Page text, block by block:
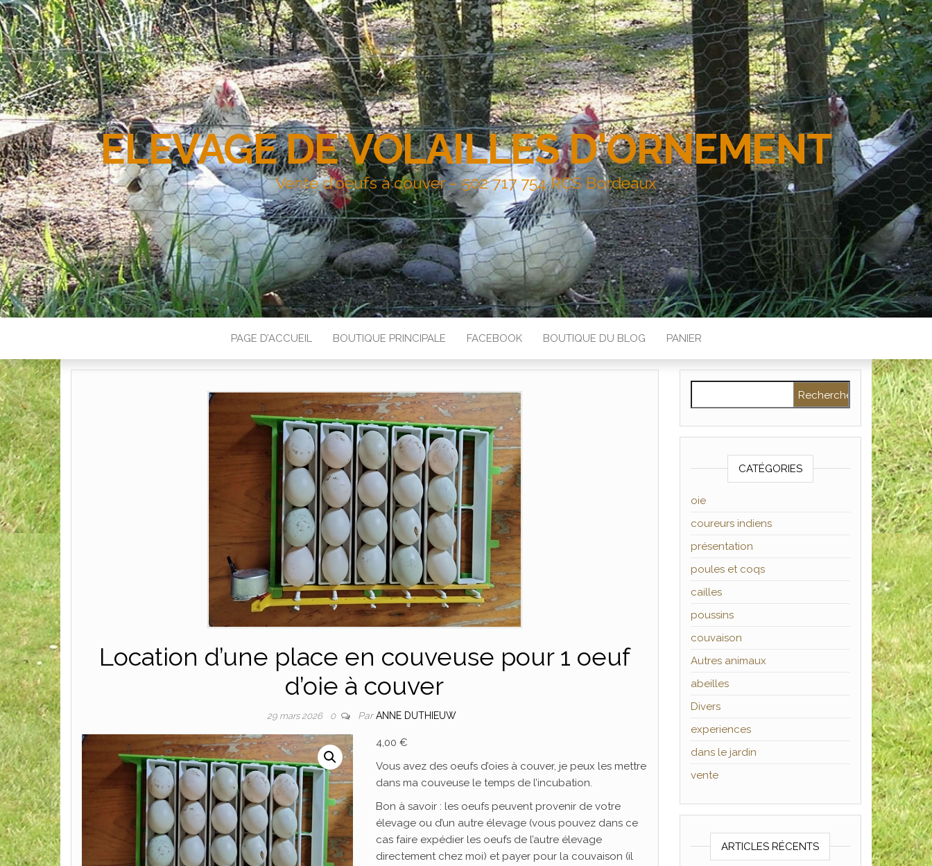
ELEVAGE DE VOLAILLES D'ORNEMENT
Vente d'oeufs à couver – 502 717 754 RCS Bordeaux
PAGE D’ACCUEIL BOUTIQUE PRINCIPALE FACEBOOK BOUTIQUE DU BLOG PANIER
Location d’une place en couveuse pour 1 oeuf
d’oie à couver
29 mars 2026 0 ParANNE DUTHIEUW
4,00€
Vous avez des oeufs d’oies à couver, je peux les mettre
dans ma couveuse le temps de l’incubation.
Bon à savoir : les oeufs peuvent provenir de votre
élevage ou d’un autre élevage (vous pouvez dans ce
cas faire expédier les oeufs de l’autre élevage
directement chez moi) et payer pour la couvaison (il
CATÉGORIES
oie
coureurs indiens
présentation
poules et coqs
cailles
poussins
couvaison
Autres animaux
abeilles
Divers
experiences
dans le jardin
vente
ARTICLES RÉCENTS